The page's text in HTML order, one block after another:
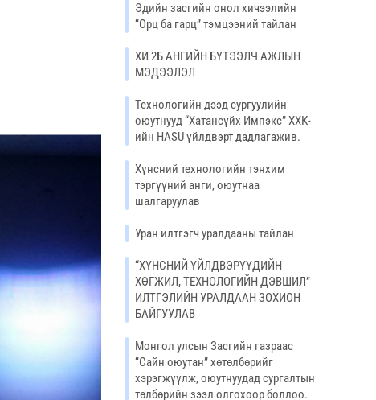
Эдийн засгийн онол хичээлийн
“Орц ба гарц” тэмцээний тайлан
ХИ 2Б АНГИЙН БҮТЭЭЛЧ АЖЛЫН
МЭДЭЭЛЭЛ
Технологийн дээд сургуулийн
оюутнууд “Хатансүйх Импэкс” ХХК-
ийн HASU үйлдвэрт дадлагажив.
Хүнсний технологийн тэнхим
тэргүүний анги, оюутнаа
шалгаруулав
Уран илтгэгч уралдааны тайлан
“ХҮНСНИЙ ҮЙЛДВЭРҮҮДИЙН
ХӨГЖИЛ, ТЕХНОЛОГИЙН ДЭВШИЛ”
ИЛТГЭЛИЙН УРАЛДААН ЗОХИОН
БАЙГУУЛАВ
Монгол улсын Засгийн газраас
“Сайн оюутан” хөтөлбөрийг
хэрэгжүүлж, оюутнуудад сургалтын
төлбөрийн зээл олгохоор боллоо.